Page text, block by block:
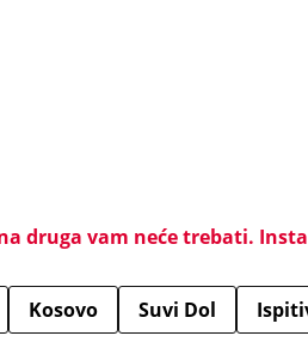
druga vam neće trebati.
Kosovo Suvi Dol